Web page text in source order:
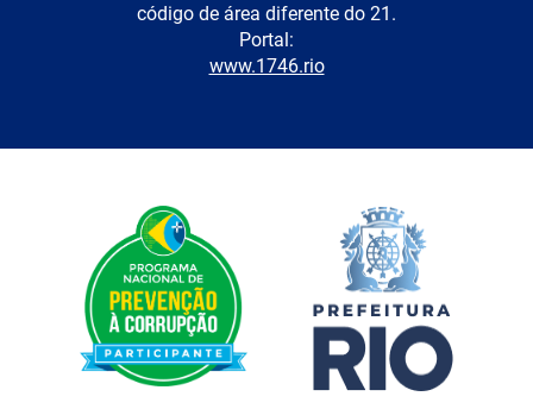
código de área diferente do 21.
Portal:
www.1746.rio